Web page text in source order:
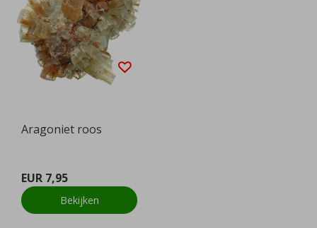
Aragoniet roos
EUR 7,95
Bekijken